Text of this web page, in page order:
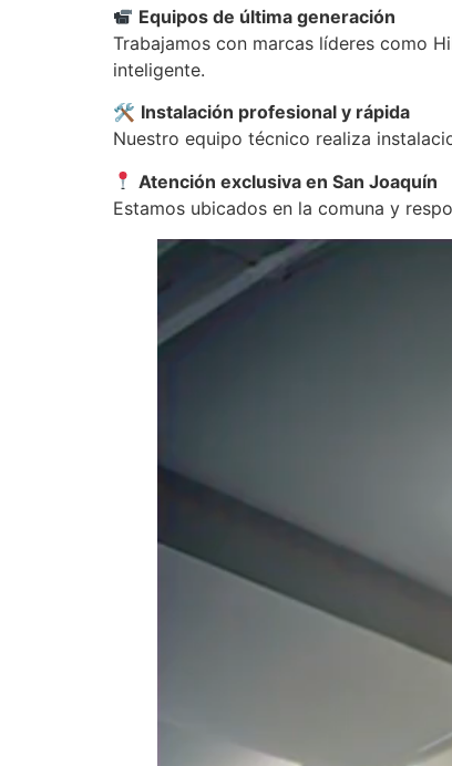
Equipos de última generación
Trabajamos con marcas líderes como
inteligente.
🛠 Instalación profesional y rápida
Nuestro equipo técnico realiza
Atención exclusiva en San Joaquín
Estamos ubicados en la comuna y